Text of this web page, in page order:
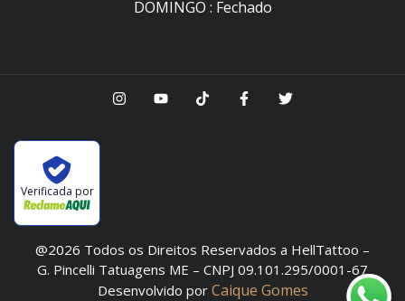
DOMINGO : Fechado
Verificada por
@2026 Todos os Direitos Reservados a HellTattoo –
G. Pincelli Tatuagens ME – CNPJ 09.101.295/0001-67
Desenvolvido por Caique Gomes